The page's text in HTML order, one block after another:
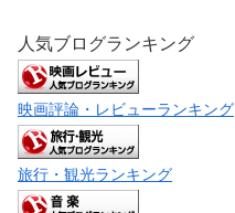
人気ブログランキング
映画評論・レビューランキング
旅行・観光ランキング